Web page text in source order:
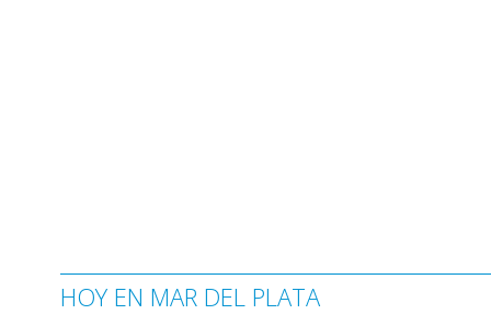
HOY EN MAR DEL PLATA